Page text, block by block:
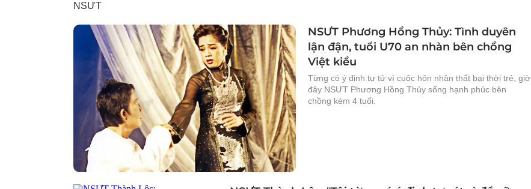
NSƯT
NSƯT Phương Hồng Thủy: Tình duyên
lận đận, tuổi U70 an nhàn bên chồng
Việt kiều
Từng có ý định tự tử vì cuộc hôn nhân thất bại thời trẻ, giờ
đây NSƯT Phương Hồng Thủy sống hạnh phúc bên
chồng kém 4 tuổi.